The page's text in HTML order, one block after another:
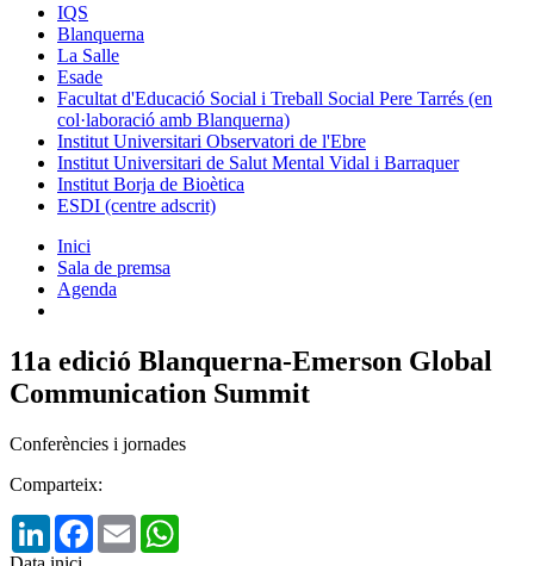
IQS
Blanquerna
La Salle
Esade
Facultat d'Educació Social i Treball Social Pere Tarrés (en
col·laboració amb Blanquerna)
Institut Universitari Observatori de l'Ebre
Institut Universitari de Salut Mental Vidal i Barraquer
Institut Borja de Bioètica
ESDI (centre adscrit)
Inici
Sala de premsa
Agenda
11a edició Blanquerna-Emerson Global
Communication Summit
Conferències i jornades
Comparteix:
LinkedInFacebook
Email